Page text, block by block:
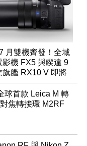
月雙機齊發！全域
影機 FX5 與睽違 9
旗艦 RX10 V 即將
球首款 Leica M 轉
焦轉接環 M2RF